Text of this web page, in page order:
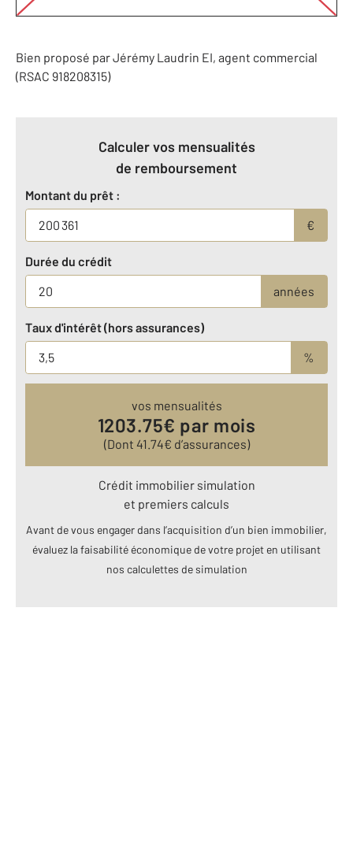
Bien proposé parJérémy Laudrin EI, agent commercial
(RSAC 918208315)
Calculer vos mensualités
de remboursement
Montant du prêt :
€
Durée du crédit
années
Taux d'intérêt (hors assurances)
%
vos mensualités
1203.75€ par mois
(Dont 41.74€ d’assurances)
Crédit immobilier simulation
et premiers calculs
Avant de vous engager dans l’acquisition d’un bien immobilier,
évaluez la faisabilité économique de votre projet en utilisant
nos calculettes de simulation